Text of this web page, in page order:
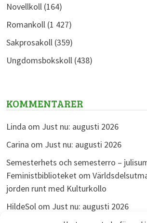
Novellkoll (164)
Romankoll (1 427)
Sakprosakoll (359)
Ungdomsbokskoll (438)
KOMMENTARER
Linda om Just nu: augusti 2026
Carina om Just nu: augusti 2026
Semesterhets och semesterro –
Feministbiblioteket om
jorden runt med Kulturkollo
HildeSol om Just nu: augusti 2026